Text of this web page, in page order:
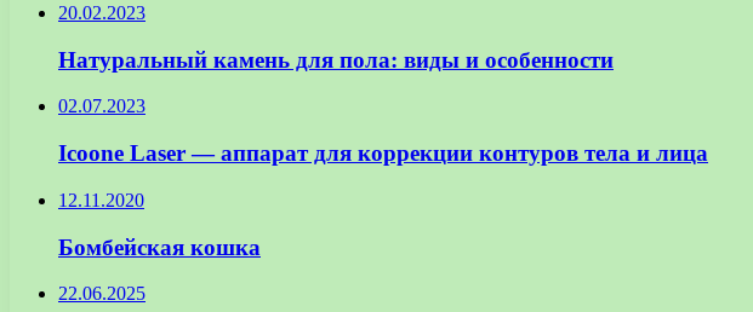
20.02.2023
Натуральный камень для пола: виды и особенности
02.07.2023
Icoone Laser — аппарат для коррекции контуров тела и лица
12.11.2020
Бомбейская кошка
22.06.2025